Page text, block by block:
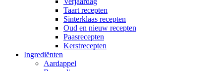
Taart recepten
Sinterklaas recepten
Oud en nieuw recepten
Paasrecepten
Kerstrecepten
Ingrediënten
Aardappel